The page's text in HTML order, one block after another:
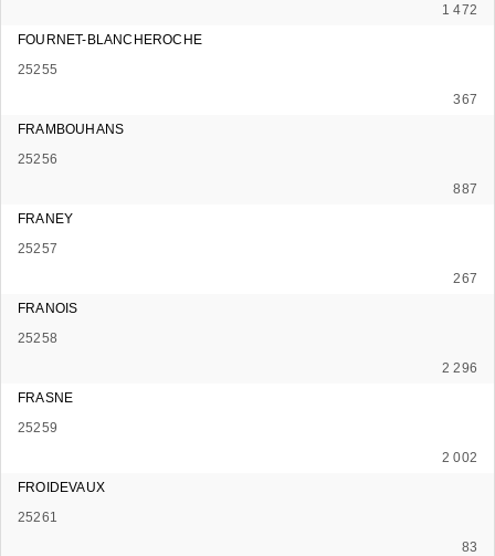
1 472
FOURNET-BLANCHEROCHE
25255
367
FRAMBOUHANS
25256
887
FRANEY
25257
267
FRANOIS
25258
2 296
FRASNE
25259
2 002
FROIDEVAUX
25261
83